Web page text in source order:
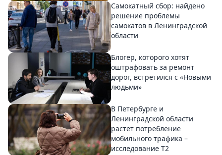
Самокатный сбор: найдено
решение проблемы
самокатов в Ленинградской
области
Блогер, которого хотят
оштрафовать за ремонт
дорог, встретился с «Новыми
людьми»
В Петербурге и
Ленинградской области
растет потребление
мобильного трафика –
исследование T2